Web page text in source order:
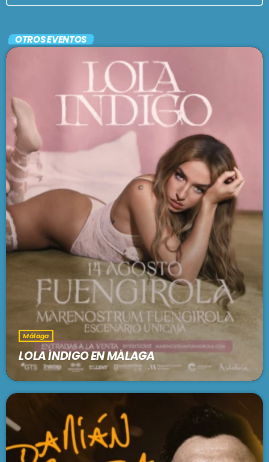
MIX TAPE
3:00 am - 5:00 am
SE VIENE . . .
MADRE TIERRA
EL CAFETÍN DEL TANGO
6:00 am - 7:00 am
FOLKLORÍSIMO
7:00 am - 7:30 am
OTROS EVENTOS
Málaga
LOLA ÍNDIGO EN MÁLAGA